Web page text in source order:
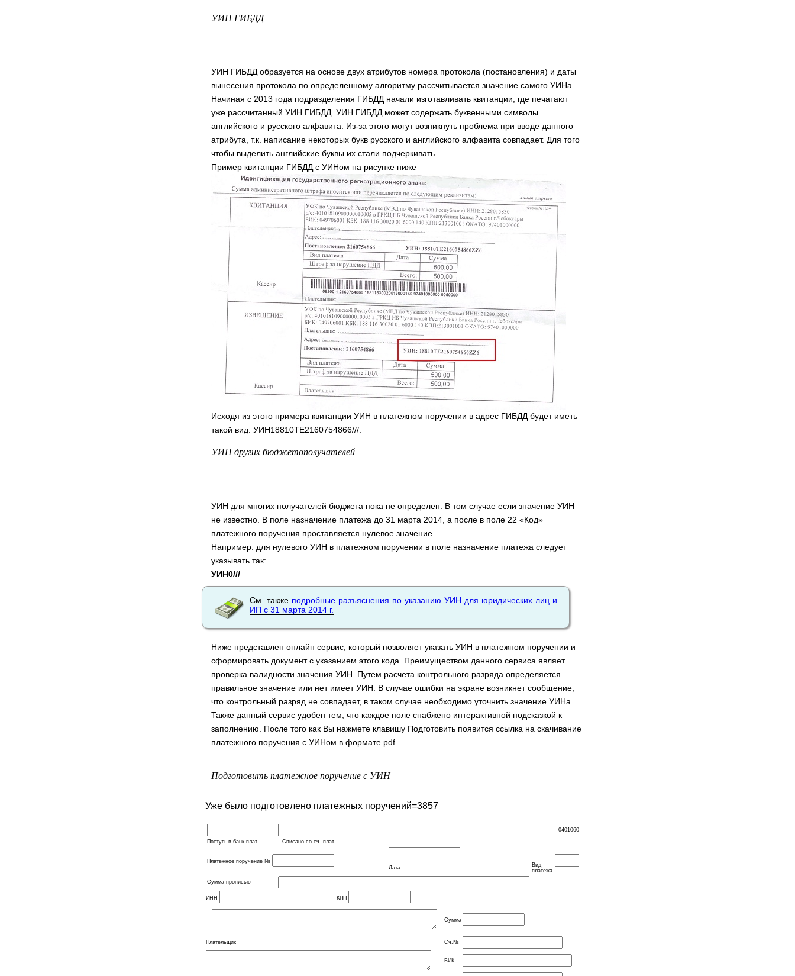
УИН ГИБДД
УИН ГИБДД образуется на основе двух атрибутов номера протокола (постановления) и даты
вынесения протокола по определенному алгоритму рассчитывается значение самого УИНа.
Начиная с 2013 года подразделения ГИБДД начали изготавливать квитанции, где печатают
уже рассчитанный УИН ГИБДД. УИН ГИБДД может содержать буквенными символы
английского и русского алфавита. Из-за этого могут возникнуть проблема при вводе данного
атрибута, т.к. написание некоторых букв русского и английского алфавита совпадает. Для того
чтобы выделить английские буквы их стали подчеркивать.
Пример квитанции ГИБДД с УИНом на рисунке ниже
Исходя из этого примера квитанции УИН в платежном поручении в адрес ГИБДД будет иметь
такой вид: УИН18810ТЕ2160754866///.
УИН других бюджетополучателей
УИН для многих получателей бюджета пока не определен. В том случае если значение УИН
не известно. В поле назначение платежа до 31 марта 2014, а после в поле 22 «Код»
платежного поручения проставляется нулевое значение.
Например: для нулевого УИН в платежном поручении в поле назначение платежа следует
указывать так:
УИН0///
См. также подробные разъяснения по указанию УИН для юридических лиц и
ИП с 31 марта 2014 г.
Ниже представлен онлайн сервис, который позволяет указать УИН в платежном поручении и
сформировать документ с указанием этого кода. Преимуществом данного сервиса являет
проверка валидности значения УИН. Путем расчета контрольного разряда определяется
правильное значение или нет имеет УИН. В случае ошибки на экране возникнет сообщение,
что контрольный разряд не совпадает, в таком случае необходимо уточнить значение УИНа.
Также данный сервис удобен тем, что каждое поле снабжено интерактивной подсказкой к
заполнению. После того как Вы нажмете клавишу Подготовить появится ссылка на скачивание
платежного поручения с УИНом в формате pdf.
Подготовить платежное поручение с УИН
Уже было подготовлено платежных поручений=3857
0401060
Поступ. в банк плат.
Списано со сч. плат.
Платежное поручение №
Дата
Вид
платежа
Сумма прописью
ИНН КПП
Сумма
Плательщик Сч.№
БИК